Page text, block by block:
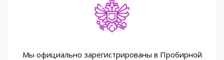
Мы официально зарегистрированы в Пробирной